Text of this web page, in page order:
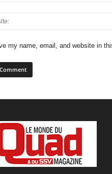
my name, email, and website in